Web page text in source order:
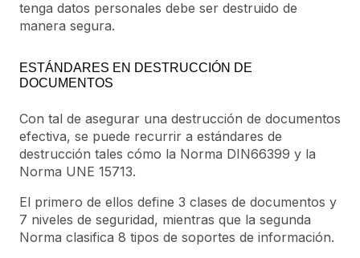
tenga datos personales debe ser destruido de
manera segura.
ESTÁNDARES EN DESTRUCCIÓN DE
DOCUMENTOS
Con tal de asegurar una destrucción de documentos
efectiva, se puede recurrir a estándares de
destrucción tales cómo la Norma DIN66399 y la
Norma UNE 15713.
El primero de ellos define 3 clases de documentos y
7 niveles de seguridad, mientras que la segunda
Norma clasifica 8 tipos de soportes de información.